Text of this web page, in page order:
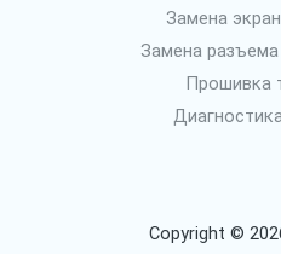
Замена
Замена
Прошивка
Copyright ©